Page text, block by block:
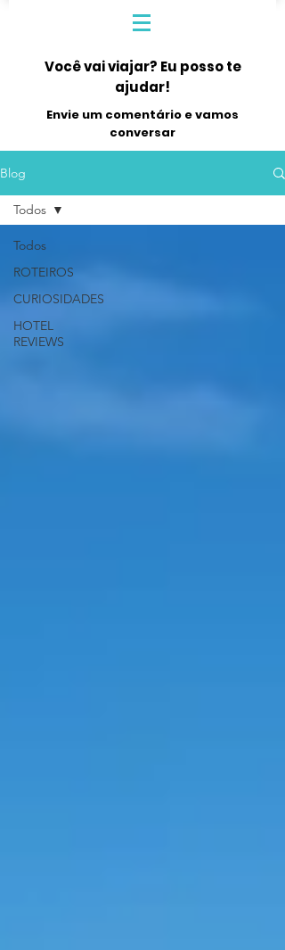
Você vai viajar? Eu posso te
ajudar!
Envie um comentário e vamos
conversar
Blog
Todos
ROTEIROS
CURIOSIDADES
HOTEL
REVIEWS
Todos